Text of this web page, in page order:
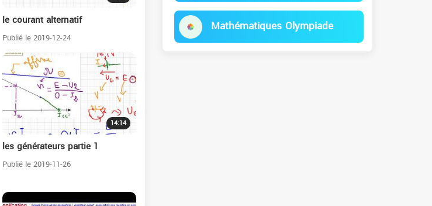
le courant alternatif
Publié le 2019-12-24
14:14
les générateurs partie 1
Publié le 2019-11-26
Mathématiques Olympiade